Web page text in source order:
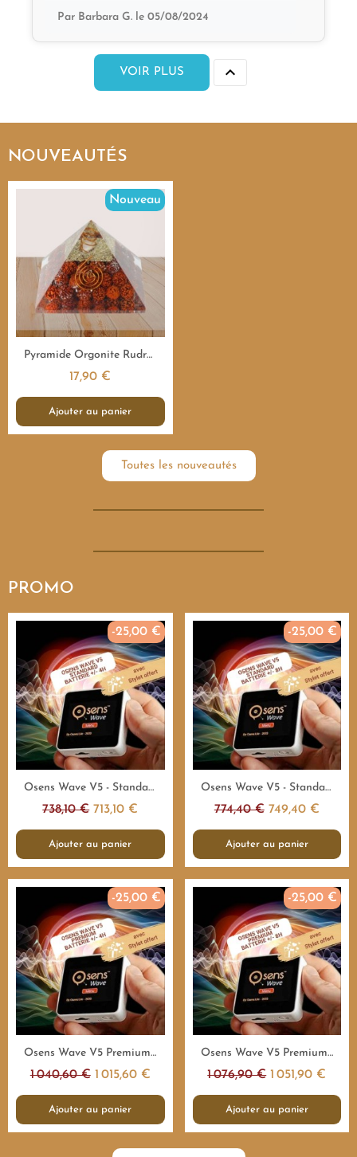
Par Barbara G. le 05/08/2024
VOIR PLUS 
NOUVEAUTÉS
Aperçu rapide
Nouveau
Pyramide Orgonite Rudraksha Sacrée - 7,5 cm
17,90 €
Ajouter au panier
Toutes les nouveautés
PROMO
Aperçu rapide
-25,00 €
Osens Wave V5 - Standard 55.000Hz - 4H - Emetteur fréquences
738,10 € 713,10 €
Ajouter au panier
Aperçu rapide
-25,00 €
Osens Wave V5 - Standard 55.000Hz - 8H - Emetteur fréquences
774,40 € 749,40 €
Ajouter au panier
Aperçu rapide
-25,00 €
Osens Wave V5 Premium 1.000.000Hz - 4H - Emetteur fréquences
1 040,60 € 1 015,60 €
Ajouter au panier
Aperçu rapide
-25,00 €
Osens Wave V5 Premium 1.000.000Hz - 8H - Emetteur fréquences
1 076,90 € 1 051,90 €
Ajouter au panier